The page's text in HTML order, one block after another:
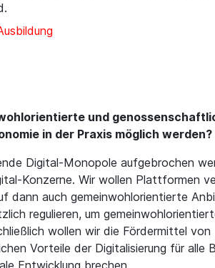
und
in der Praxis möglich werden?
Digital-Monopole aufgebrochen
Konzerne. Wir wollen Plattformen
auch gemeinwohlorientierte
regulieren, um
wollen wir die Fördermittel von
Vorteile der Digitalisierung für alle
Entwicklung brechen.